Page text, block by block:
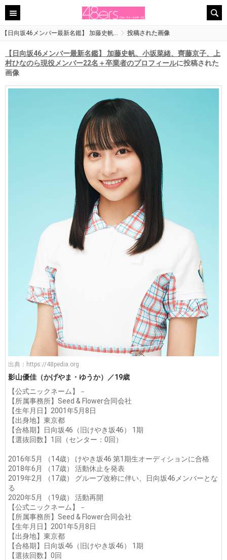
【日向坂46メンバー最新名鑑】 加藤史帆… 投稿された画像
【日向坂46メンバー最新名鑑】 加藤史帆、小坂菜緒、齊藤京子、上
村ひなのら現役メンバー22名＋卒業者のプロフィールに投稿された
画像
出典： https://48pedia.org
影山優佳（かげやま・ゆうか）／19歳
【公式ニックネーム】－
【所属事務所】Seed & Flower合同会社
【生年月日】2001年5月8日
【出身地】東京都
【合格期】日向坂46（旧けやき坂46） 1期
【選抜回数】1回（センター：0回）
2016年5月 （14歳） けやき坂46 第1期生オーディションに合格
2018年6月 （17歳） 活動休止を発表
2019年2月 （17歳） グループ改称に伴い、日向坂46メンバーとな
る
2020年5月 （19歳） 活動再開
【公式ニックネーム】－
【所属事務所】Seed & Flower合同会社
【生年月日】2001年5月8日
【出身地】東京都
【合格期】日向坂46（旧けやき坂46） 1期
【選抜回数】0回